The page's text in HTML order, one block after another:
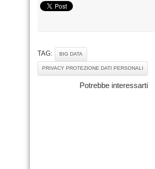
TAG: BIG DATA
PRIVACY PROTEZIONE DATI PERSONALI
Potrebbe interessarti